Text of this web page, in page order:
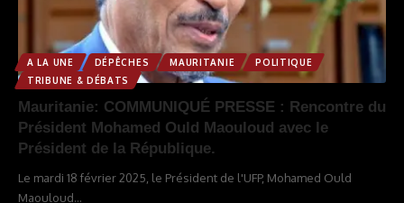
A LA UNE DÉPÊCHES MAURITANIE
POLITIQUE
TRIBUNE & DÉBATS
Mauritanie: COMMUNIQUÉ PRESSE : Rencontre du
Président Mohamed Ould Maouloud avec le
Président de la République.
Le mardi 18 février 2025, le Président de l'UFP, Mohamed Ould
Maouloud…